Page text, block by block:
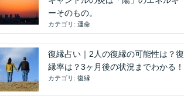
ーそのもの。
カテゴリ: 運命
復縁占い｜2人の復縁の可能性は？復
縁率は？3ヶ月後の状況までわかる！
カテゴリ: 復縁